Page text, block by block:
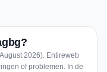
2026). Entireweb
of problemen. In de